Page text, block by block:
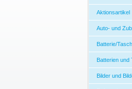
Aktionsartikel
Auto- und
Batterie/
Batterien und
Bilder und